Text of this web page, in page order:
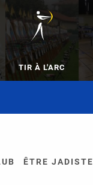
TIR À L'ARC
ÊTRE JADISTE